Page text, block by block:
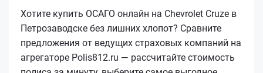
Хотите купить ОСАГО онлайн на Chevrolet Cruze в
Петрозаводске без лишних хлопот? Сравните
предложения от ведущих страховых компаний на
агрегаторе Polis812.ru — рассчитайте стоимость